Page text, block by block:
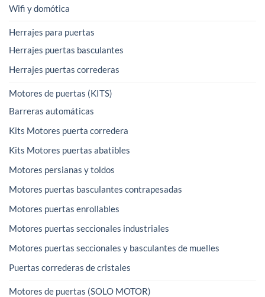
Wifi y domótica
Herrajes para puertas
Herrajes puertas basculantes
Herrajes puertas correderas
Motores de puertas (KITS)
Barreras automáticas
Kits Motores puerta corredera
Kits Motores puertas abatibles
Motores persianas y toldos
Motores puertas basculantes contrapesadas
Motores puertas enrollables
Motores puertas seccionales industriales
Motores puertas seccionales y basculantes de muelles
Puertas correderas de cristales
Motores de puertas (SOLO MOTOR)